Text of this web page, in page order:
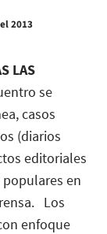
2013
LAS
se
casos
(diarios
editoriales
en
Los
enfoque